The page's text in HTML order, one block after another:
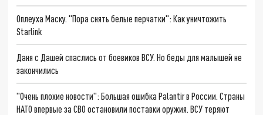
Оплеуха Маску. "Пора снять белые перчатки": Как уничтожить
Starlink
Даня с Дашей спаслись от боевиков ВСУ. Но беды для малышей не
закончились
"Очень плохие новости": Большая ошибка Palantir в России. Страны
НАТО впервые за СВО остановили поставки оружия. ВСУ теряют